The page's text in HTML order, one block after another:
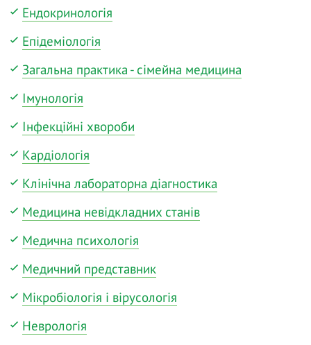
Ендокринологія
Епідеміологія
Загальна практика - сімейна медицина
Імунологія
Інфекційні хвороби
Кардіологія
Клінічна лабораторна діагностика
Медицина невідкладних станів
Медична психологія
Медичний представник
Мікробіологія і вірусологія
Неврологія